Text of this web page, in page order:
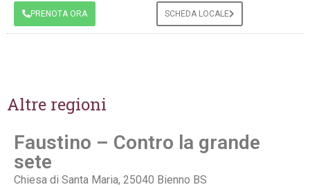
PRENOTA ORA SCHEDA LOCALE
Altre regioni
Faustino – Contro la grande
sete
Chiesa di Santa Maria, 25040 Bienno BS